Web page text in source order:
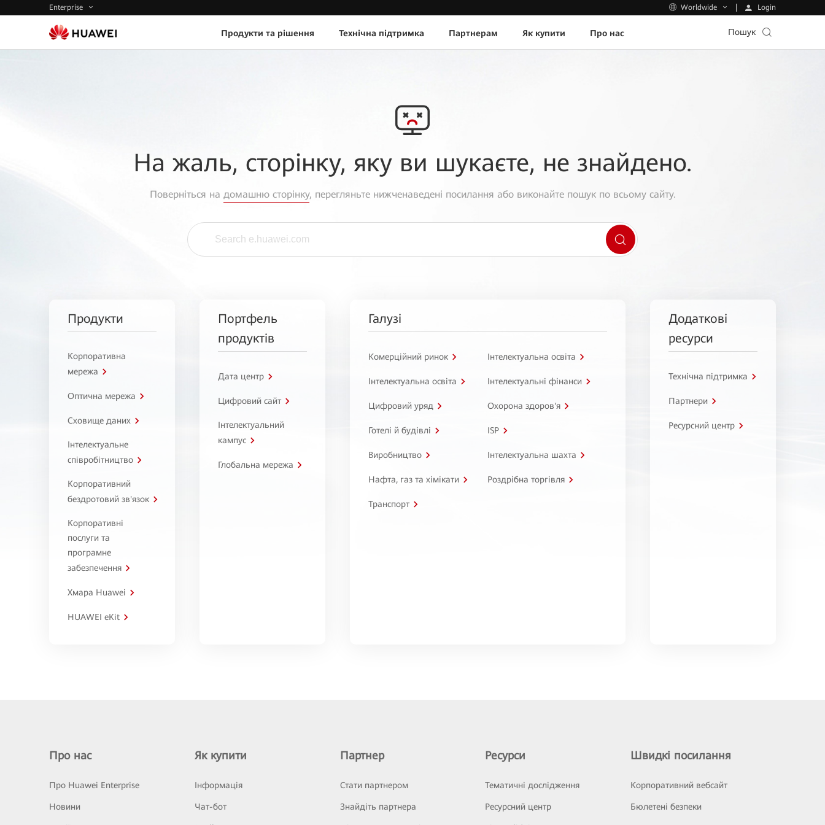
Enterprise Worldwide Login
Продукти та рішення Технічна підтримка Партнерам Як купити Про нас Пошук
На жаль, сторінку, яку ви шукаєте, не знайдено.
Поверніться на домашню сторінку, перегляньте нижченаведені посилання або виконайте пошук по всьому сайту.
Продукти
Корпоративна
мережа
Оптична мережа
Сховище даних
Інтелектуальне
співробітництво
Корпоративний
бездротовий зв'язок
Корпоративні
послуги та
програмне
забезпечення
Хмара Huawei
HUAWEI eKit
Портфель
продуктів
Дата центр
Цифровий сайт
Інтелектуальний
кампус
Глобальна мережа
Галузі
Комерційний ринок Інтелектуальна освіта
Інтелектуальна освіта Інтелектуальні фінанси
Цифровий уряд Охорона здоров'я
Готелі й будівлі ISP
Виробництво Інтелектуальна шахта
Нафта, газ та хімікати Роздрібна торгівля
Транспорт
Додаткові
ресурси
Технічна підтримка
Партнери
Ресурсний центр
Про нас
Про Huawei Enterprise
Новини
Як купити
Інформація
Чат-бот
Партнер
Стати партнером
Знайдіть партнера
Ресурси
Тематичні дослідження
Ресурсний центр
Швидкі посилання
Корпоративний вебсайт
Бюлетені безпеки